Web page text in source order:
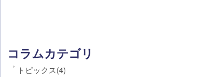
コラムカテゴリ
トピックス(4)